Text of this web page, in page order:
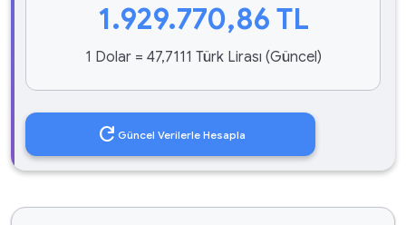
1.929.770,86 TL
1 Dolar = 47,7111 Türk Lirası (Güncel)
refresh Güncel Verilerle Hesapla